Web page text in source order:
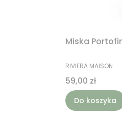
Miska
PRODUCENT
RIVIERA MAISON
Cena
59,00 zł
Do koszyka